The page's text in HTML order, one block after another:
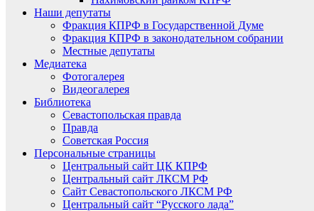
Наши депутаты
Фракция КПРФ в Государственной Думе
Фракция КПРФ в законодательном собрании
Местные депутаты
Медиатека
Фотогалерея
Видеогалерея
Библиотека
Севастопольская правда
Правда
Советская Россия
Персональные страницы
Центральный сайт ЦК КПРФ
Центральный сайт ЛКСМ РФ
Сайт Севастопольского ЛКСМ РФ
Центральный сайт “Русского лада”